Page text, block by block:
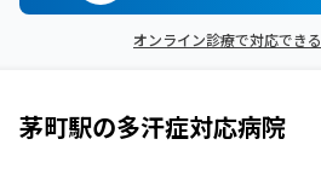
オンライン診療で対応でき
茅町駅の多汗症対応病院